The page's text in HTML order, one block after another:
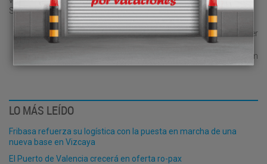
Shakespeare).
Miguel Rocher
mrocher@operinter.com
LO MÁS LEÍDO
Fribasa refuerza su logística con la puesta en marcha de una
nueva base en Vizcaya
El Puerto de Valencia crecerá en oferta ro-pax